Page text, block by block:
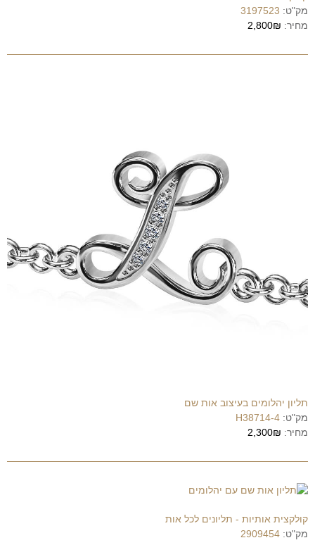
מק"ט: 3197523
מחיר: 2,800₪
תליון יהלומים בעיצוב אות שם
מק"ט: H38714-4
מחיר: 2,300₪
קולקצית אותיות - תליונים לכל אות
מק"ט: 2909454